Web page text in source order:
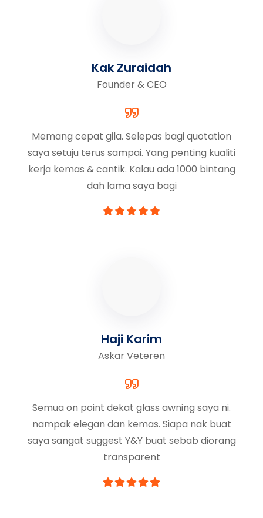
Kak Zuraidah
Founder & CEO
Memang cepat gila. Selepas bagi quotation
saya setuju terus sampai. Yang penting kualiti
kerja kemas & cantik. Kalau ada 1000 bintang
dah lama saya bagi
Haji Karim
Askar Veteren
Semua on point dekat glass awning saya ni.
nampak elegan dan kemas. Siapa nak buat
saya sangat suggest Y&Y buat sebab diorang
transparent